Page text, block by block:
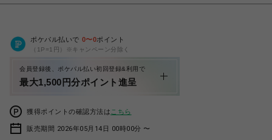
ポケパル払いで 0〜0ポイント
（1P=1円）※キャンペーン分除く
会員登録後、ポケパル払い初回登録&利用で
最大1,500円分ポイント進呈
獲得ポイントの確認方法は こちら
販売期間 2026年05月14日 00時00分 〜